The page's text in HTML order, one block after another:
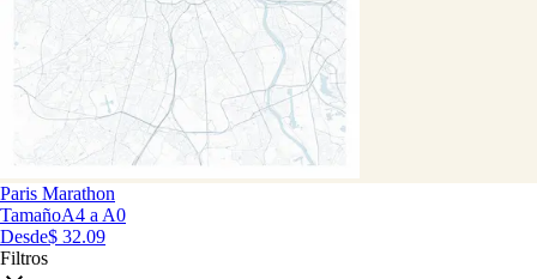
Paris Marathon
TamañoA4 a A0
Desde$ 32.09
Filtros